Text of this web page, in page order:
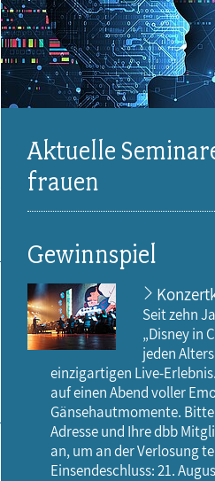
Aktuelle
frauen
Gewinnspiel
Seit zehn
„Disney in
jeden
einzigartigen Live-
auf einen Abend voller
Gänsehautmomente.
Adresse und Ihre dbb
an, um an der Verlosung
Einsendeschluss: 21.